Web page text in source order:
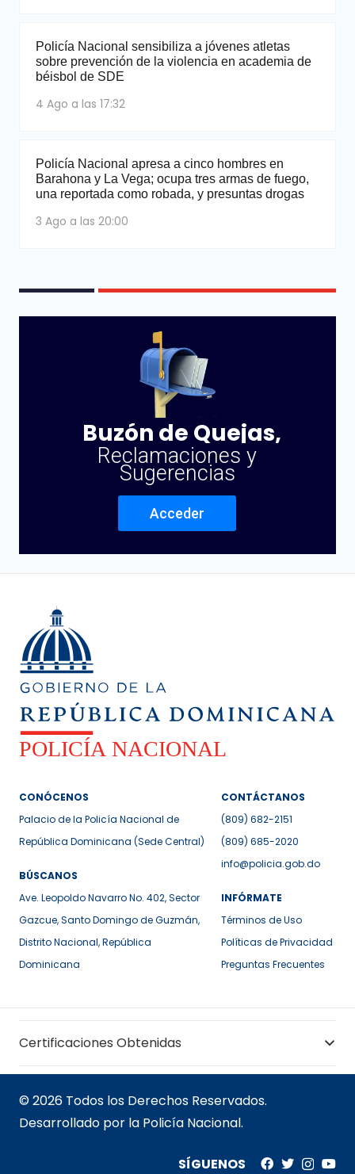
Policía Nacional sensibiliza a jóvenes atletas
sobre prevención de la violencia en academia de
béisbol de SDE
4 Ago a las 17:32
Policía Nacional apresa a cinco hombres en
Barahona y La Vega; ocupa tres armas de fuego,
una reportada como robada, y presuntas drogas
3 Ago a las 20:00
Buzón de Quejas,
Reclamaciones y
Sugerencias
Acceder
CONÓCENOS
Palacio de la Policía Nacional de
República Dominicana (Sede Central)
BÚSCANOS
Ave. Leopoldo Navarro No. 402, Sector
Gazcue, Santo Domingo de Guzmán,
Distrito Nacional, República
Dominicana
CONTÁCTANOS
(809) 682-2151
(809) 685-2020
info@policia.gob.do
INFÓRMATE
Términos de Uso
Políticas de Privacidad
Preguntas Frecuentes
Certificaciones Obtenidas
© 2026 Todos los Derechos Reservados.
Desarrollado por la Policía Nacional.
SÍGUENOS